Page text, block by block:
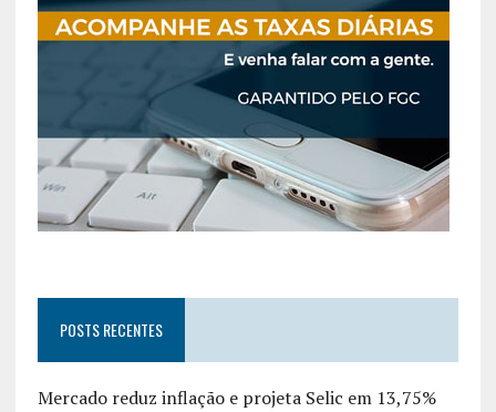
POSTS RECENTES
Mercado reduz inflação e projeta Selic em 13,75%